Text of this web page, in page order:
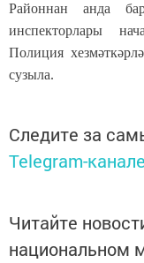
Районнан анда
инспекторлары
Полиция
сузыла.
Следите за
Telegram-канале
Читайте
национальном